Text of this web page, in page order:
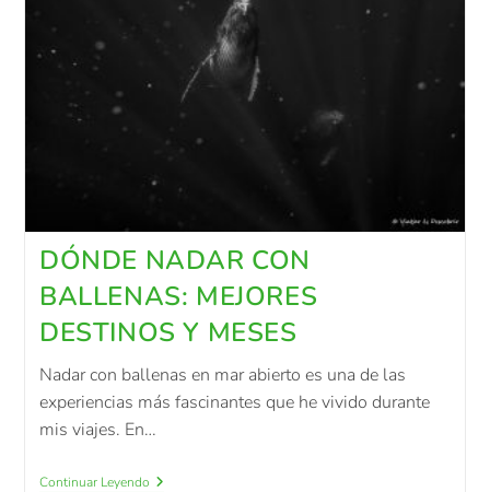
DÓNDE NADAR CON
BALLENAS: MEJORES
DESTINOS Y MESES
Nadar con ballenas en mar abierto es una de las
experiencias más fascinantes que he vivido durante
mis viajes. En…
Continuar Leyendo